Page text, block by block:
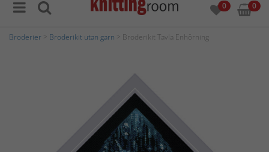
0 0
Broderier Broderikit utan garn > Broderikit Tavla Enhörning